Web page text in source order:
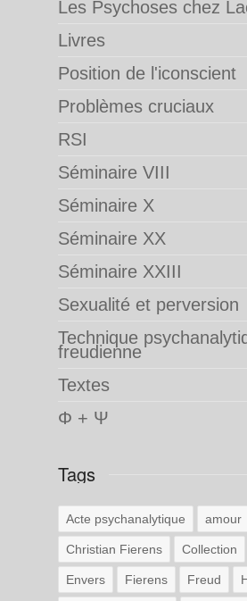
Les Psychoses chez
Livres
Position de l'iconscient
Problèmes cruciaux
RSI
Séminaire VIII
Séminaire X
Séminaire XX
Séminaire XXIII
Sexualité et perversion
Technique
freudienne
Textes
Φ + Ψ
Tags
Acte psychanalytique amour
Christian Fierens Collection
Envers Fierens Freud